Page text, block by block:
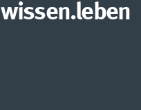
wissen.leben